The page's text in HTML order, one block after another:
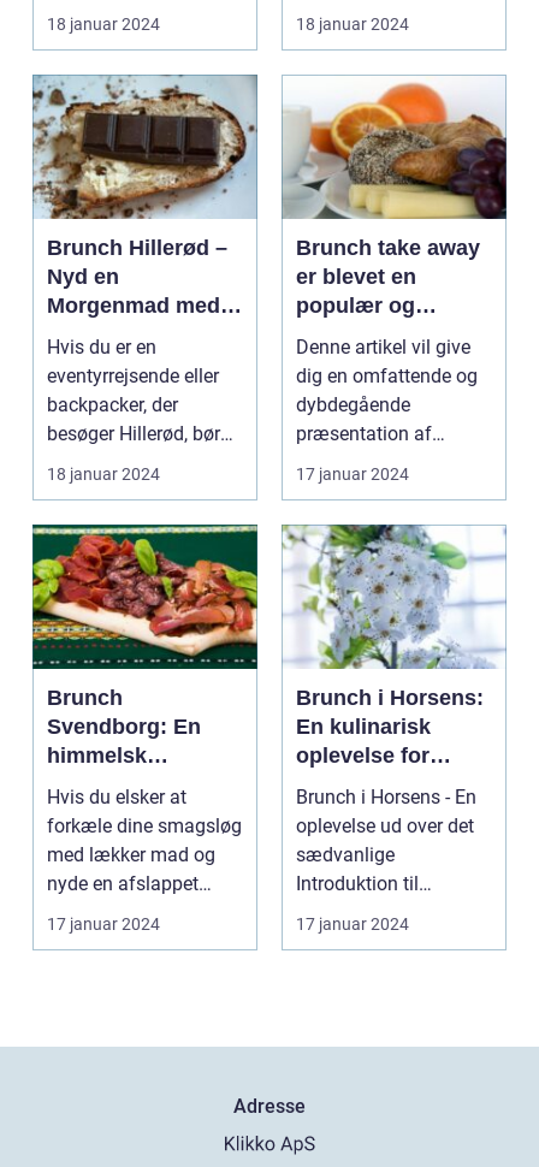
spiseoplevelse, der
kombinerer ...
18 januar 2024
som en perfe...
18 januar 2024
Brunch Hillerød –
Nyd en
Morgenmad med
Et Twist
Hvis du er en
eventyrrejsende eller
backpacker, der
besøger Hillerød, bør
du ikke gå glip af
byens f...
18 januar 2024
Brunch take away
er blevet en
populær og
praktisk måde at
nyde en lækker
brunchoplevelse
på, uanset hvor
man befinder sig
Denne artikel vil give
dig en omfattende og
dybdegående
præsentation af
brunch take away og
de vigti...
17 januar 2024
Brunch
Svendborg: En
himmelsk
oplevelse i hjertet
af Danmark
Hvis du elsker at
forkæle dine smagsløg
med lækker mad og
nyde en afslappet
atmosfære, så er
brunch ...
17 januar 2024
Brunch i Horsens:
En kulinarisk
oplevelse for
eventyrrejsende
og backpackere
Brunch i Horsens - En
oplevelse ud over det
sædvanlige
Introduktion til
brunchkulturen i
17 januar 2024
Adresse